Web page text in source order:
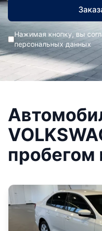
Нажимая кнопку, вы
персональных данных
пробегом